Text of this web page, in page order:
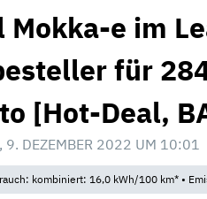
Mokka-e im
für
[Hot-Deal,
9. DEZEMBER 2022 UM 10:01
kombiniert: 16,0 kWh/100 km* •